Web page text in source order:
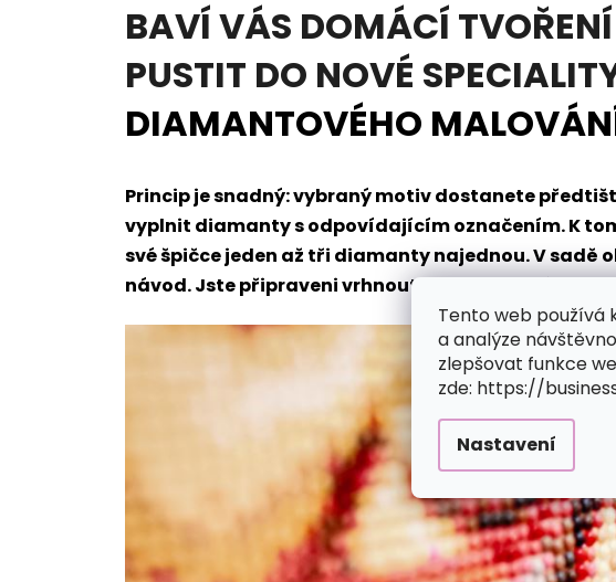
Tento web používá
a analýze
zlepšovat funkce
zde: https://
Nastavení
BAVÍ VÁS DOMÁCÍ
PUSTIT DO NOVÉ
DIAMANTOVÉHO
Princip je snadný: vybraný motiv dostanete
vyplnit diamanty s odpovídajícím označením. K
své špičce jeden až tři diamanty najednou. V
návod. Jste připraveni vrhnout se do třpytivého